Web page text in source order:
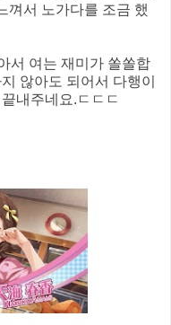
껴서 노가다를 조금 했
서 여는 재미가 쏠쏠합
않아도 되어서 다행이
내주네요.ㄷㄷㄷ